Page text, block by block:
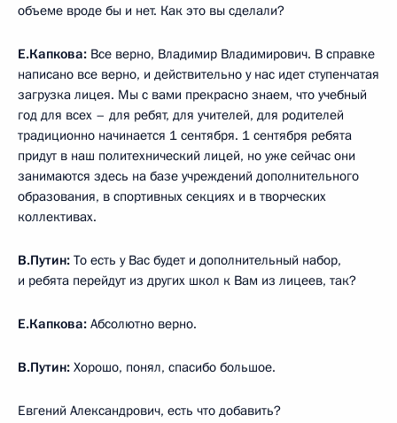
объеме вроде бы и нет. Как это вы сделали?
Е.Капкова: Все верно, Владимир Владимирович. В справке
написано все верно, и действительно у нас идет ступенчатая
загрузка лицея. Мы с вами прекрасно знаем, что учебный
год для всех – для ребят, для учителей, для родителей
традиционно начинается 1 сентября. 1 сентября ребята
придут в наш политехнический лицей, но уже сейчас они
занимаются здесь на базе учреждений дополнительного
образования, в спортивных секциях и в творческих
коллективах.
В.Путин: То есть у Вас будет и дополнительный набор,
и ребята перейдут из других школ к Вам из лицеев, так?
Е.Капкова: Абсолютно верно.
В.Путин: Хорошо, понял, спасибо большое.
Евгений Александрович, есть что добавить?